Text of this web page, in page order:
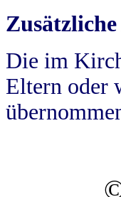
Die im
Eltern oder